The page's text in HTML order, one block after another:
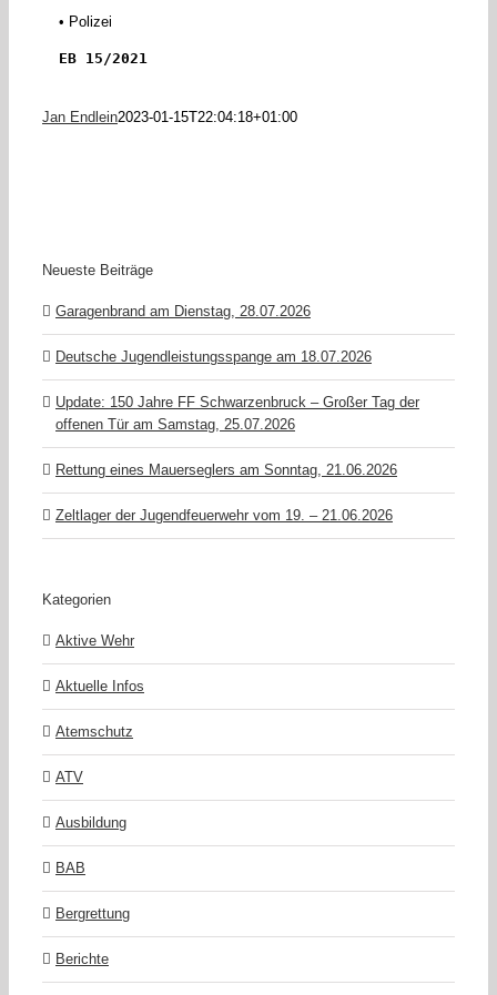
• Polizei
EB 15/2021
Jan Endlein2023-01-15T22:04:18+01:00
Neueste Beiträge
Garagenbrand am Dienstag, 28.07.2026
Deutsche Jugendleistungsspange am 18.07.2026
Update: 150 Jahre FF Schwarzenbruck – Großer Tag der
offenen Tür am Samstag, 25.07.2026
Rettung eines Mauerseglers am Sonntag, 21.06.2026
Zeltlager der Jugendfeuerwehr vom 19. – 21.06.2026
Kategorien
Aktive Wehr
Aktuelle Infos
Atemschutz
ATV
Ausbildung
BAB
Bergrettung
Berichte